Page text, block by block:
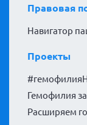
Правовая
Навигатор
Проекты
Гемофилия
Расширяем